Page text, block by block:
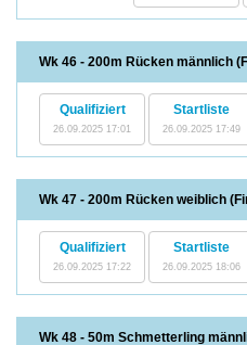
Wk 46 - 200m Rücken männlich
Qualifiziert
26.09.2025 17:01
Startliste
26.09.2025 17:49
Wk 47 - 200m Rücken weiblich
Qualifiziert
26.09.2025 17:22
Startliste
26.09.2025 18:06
Wk 48 - 50m Schmetterling